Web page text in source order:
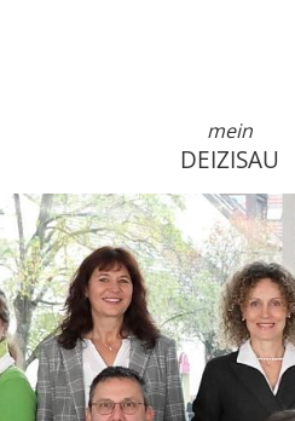
mein
DEIZISAU